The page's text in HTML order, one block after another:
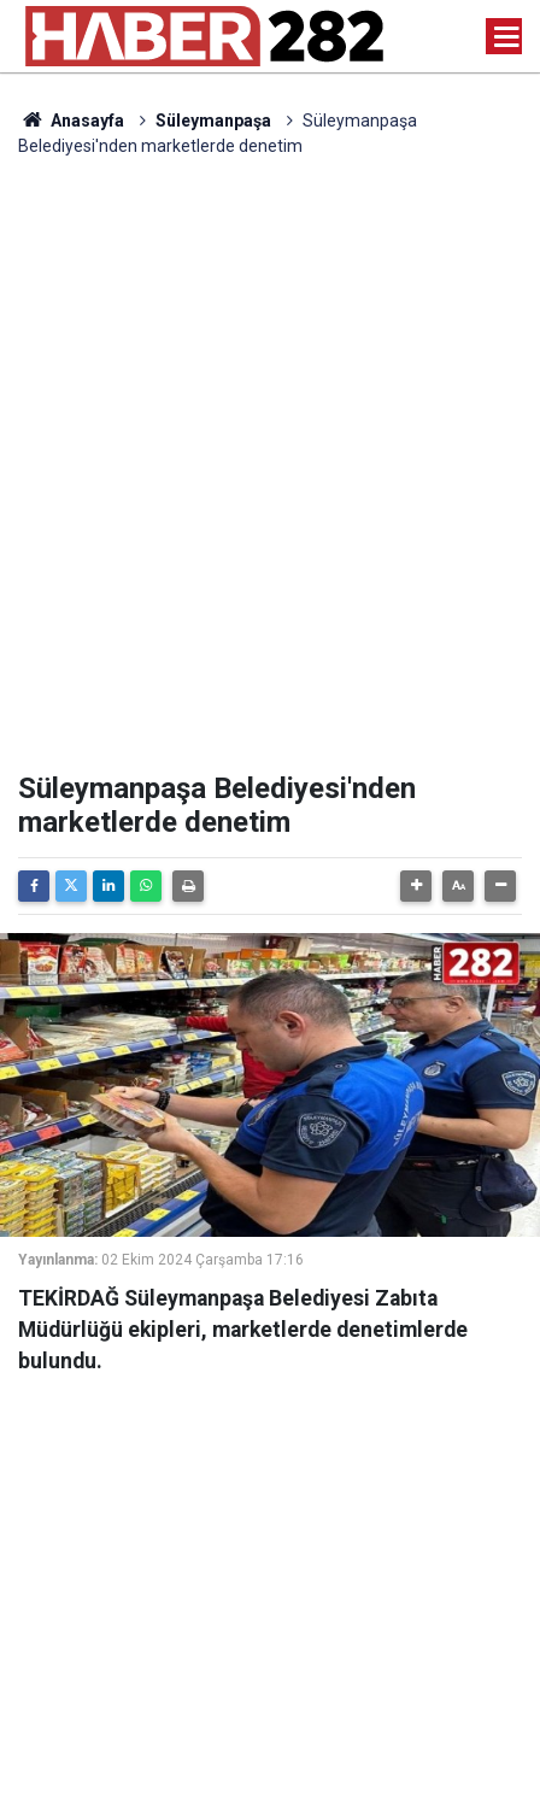
Anasayfa Süleymanpaşa
Süleymanpaşa
Belediyesi'nden marketlerde denetim
Süleymanpaşa Belediyesi'nden
marketlerde denetim
Yayınlanma: 02 Ekim 2024 Çarşamba 17:16
TEKİRDAĞ Süleymanpaşa Belediyesi Zabıta
Müdürlüğü ekipleri, marketlerde denetimlerde
bulundu.